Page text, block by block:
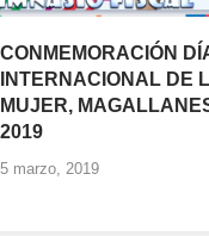
CONMEMORACIÓN
INTERNACIONAL DE
MUJER,
2019
5 marzo, 2019